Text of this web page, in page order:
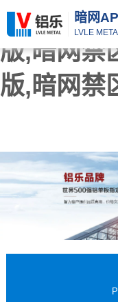
暗网APP
版,暗网禁
版,暗网禁
暗网
LVLE